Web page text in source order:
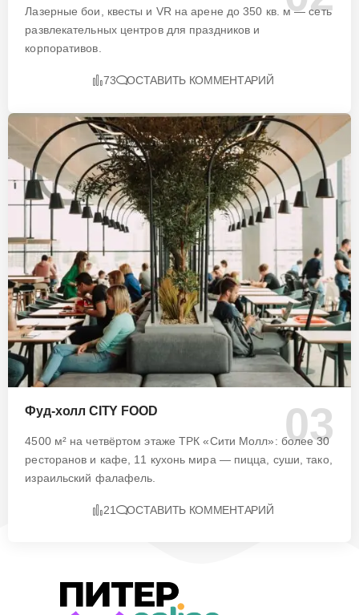
Лазерные бои, квесты и VR на арене до 350 кв. м — сеть
развлекательных центров для праздников и
корпоративов.
73 ОСТАВИТЬ КОММЕНТАРИЙ
Фуд-холл CITY FOOD
4500 м² на четвёртом этаже ТРК «Сити Молл»: более 30
ресторанов и кафе, 11 кухонь мира — пицца, суши, тако,
израильский фалафель.
21 ОСТАВИТЬ КОММЕНТАРИЙ